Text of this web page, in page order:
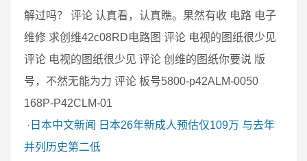
解过吗？ 评论 认真看，认真瞧。果然有收 电路 电子
维修 求创维42c08RD电路图 评论 电视的图纸很少见
评论 电视的图纸很少见 评论 创维的图纸你要说 版
号，不然无能为力 评论 板号5800-p42ALM-0050
168P-P42CLM-01
· 日本中文新闻
日本26年新成人预估仅109万 与去年
并列历史第二低